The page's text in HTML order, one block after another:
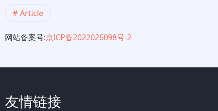
Article
网站备案号:京ICP备2022026098号-2
友情链接